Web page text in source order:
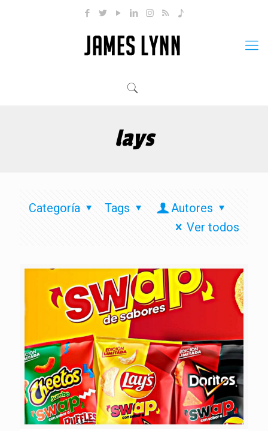
lays
Categoría Tags
Autores
Ver todos